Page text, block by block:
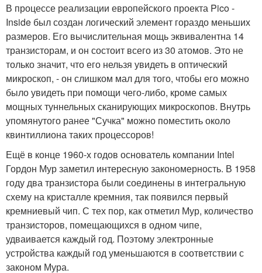
В процессе реализации европейского проекта Pico -
Inside был создан логический элемент гораздо меньших
размеров. Его вычислительная мощь эквивалентна 14
транзисторам, и он состоит всего из 30 атомов. Это не
только значит, что его нельзя увидеть в оптический
микроскоп, - он слишком мал для того, чтобы его можно
было увидеть при помощи чего-либо, кроме самых
мощных туннельных сканирующих микроскопов. Внутрь
упомянутого ранее "Сучка" можно поместить около
квинтиллиона таких процессоров!
Ещё в конце 1960-х годов основатель компании Intel
Гордон Мур заметил интересную закономерность. В 1958
году два транзистора были соединены в интегральную
схему на кристалле кремния, так появился первый
кремниевый чип. С тех пор, как отметил Мур, количество
транзисторов, помещающихся в одном чипе,
удваивается каждый год. Поэтому электронные
устройства каждый год уменьшаются в соответствии с
законом Мура.